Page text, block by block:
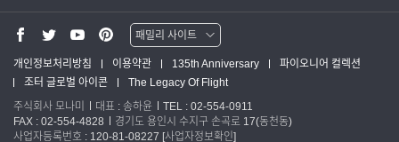
패밀리 사이트
워터맨 쇼핑몰
파카 글로벌
개인정보처리방침 이용약관 135th Anniversary
파이오니어 컬렉션
조터 글로벌 아이콘
The Legacy Of Flight
주식회사 모나미
대표 : 송하윤
TEL : 02-554-0911
FAX : 02-554-4828
경기도 용인시 수지구 손곡로 17(동천동)
사업자등록번호 : 120-81-08227 [사업자정보확인]